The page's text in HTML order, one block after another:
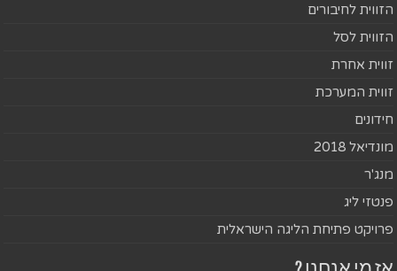
הזווית לחיבורים
הזווית לסל
זווית אחרת
זווית המערכת
חידונים
מונדיאל 2018
מנג'ר
פנטזי ליג
פרויקט פתיחת הליגה הישראלית